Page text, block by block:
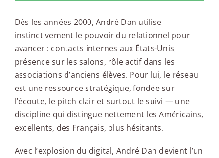
Dès les années 2000, André Dan utilise
instinctivement le pouvoir du relationnel pour
avancer : contacts internes aux États-Unis,
présence sur les salons, rôle actif dans les
associations d’anciens élèves. Pour lui, le réseau
est une ressource stratégique, fondée sur
l’écoute, le pitch clair et surtout le suivi — une
discipline qui distingue nettement les Américains,
excellents, des Français, plus hésitants.
Avec l’explosion du digital, André Dan devient l’un